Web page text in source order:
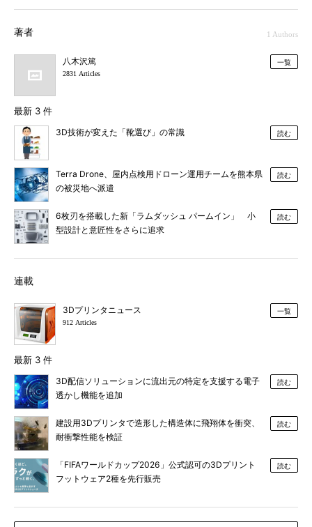
著者 1 Authors
八木沢篤
2831 Articles
一覧
最新 3 件
3D技術が変えた「靴選び」の常識 読む
Terra Drone、屋内点検用ドローン運用チームを熊本県
の被災地へ派遣
読む
6枚刃を搭載した新「ラムダッシュ パームイン」 小
型設計と意匠性をさらに追求
読む
連載
3Dプリンタニュース
912 Articles
一覧
最新 3 件
3D配信ソリューションに流出元の特定を支援する電子
透かし機能を追加
読む
建設用3Dプリンタで造形した構造体に飛翔体を衝突、
耐衝撃性能を検証
読む
「FIFAワールドカップ2026」公式認可の3Dプリント
フットウェア2種を先行販売
読む